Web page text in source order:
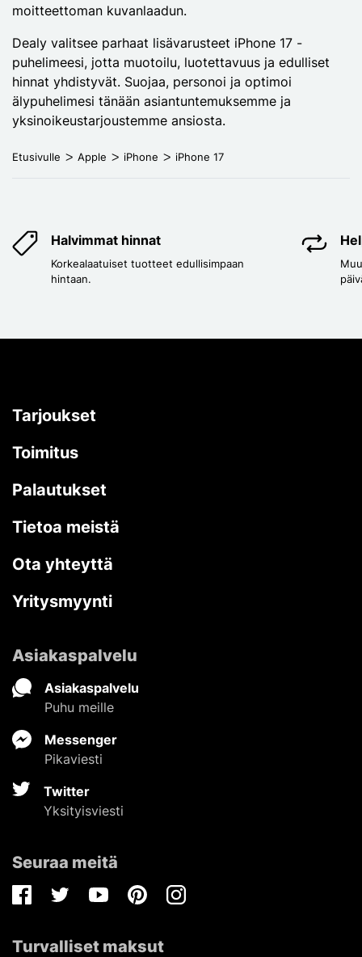
moitteettoman kuvanlaadun.
Dealy valitsee parhaat lisävarusteet iPhone 17 -
puhelimeesi, jotta muotoilu, luotettavuus ja edulliset
hinnat yhdistyvät. Suojaa, personoi ja optimoi
älypuhelimesi tänään asiantuntemuksemme ja
yksinoikeustarjoustemme ansiosta.
Etusivulle Apple iPhone iPhone 17
Halvimmat hinnat
Korkealaatuiset tuotteet edullisimpaan
hintaan.
Tarjoukset
Toimitus
Palautukset
Tietoa meistä
Ota yhteyttä
Yritysmyynti
Asiakaspalvelu
Asiakaspalvelu
Puhu meille
Messenger
Pikaviesti
Twitter
Yksityisviesti
Seuraa meitä
FacebookTwitterYoutubePinterestInstagram
Turvalliset maksut